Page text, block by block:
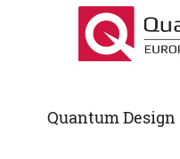
Quantum